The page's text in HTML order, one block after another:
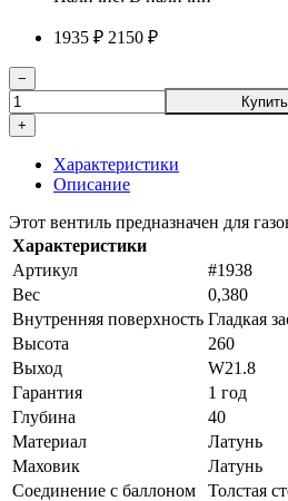
1935 ₽ 2150 ₽
−
+
Купить
Характеристики
Описание
Этот вентиль предназначен для
Характеристики
Артикул
#1938
Вес
0,380
Внутренняя поверхность Гладкая
Высота
260
Выход
W21.8
Гарантия
1 год
Глубина
40
Материал
Латунь
Маховик
Латунь
Соединение с баллоном
Толстая